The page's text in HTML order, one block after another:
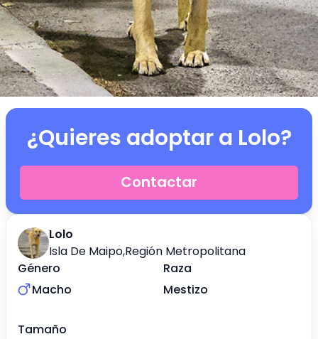
Lolo
Isla De Maipo,Región Metropolitana
Género
Macho
Raza
Mestizo
Tamaño
¿Quieres adoptar a Lolo?
Contactar